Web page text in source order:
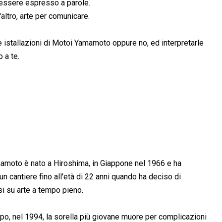
espresso a parole.
arte per comunicare.
di Motoi Yamamoto oppure no, ed interpretarle
a te.
è nato a Hiroshima, in Giappone nel 1966 e ha
cantiere fino all'età di 22 anni quando ha deciso di
su arte a tempo pieno.
nel 1994, la sorella più giovane muore per complicazioni